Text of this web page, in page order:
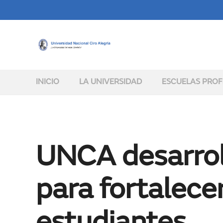
INICIO LA UNIVERSIDAD ESCUELAS
UNCA
para